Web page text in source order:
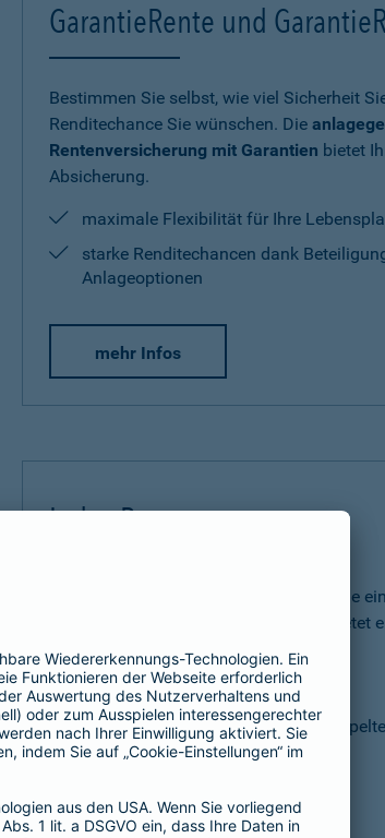
GarantieRente und
Bestimmen Sie selbst, wie viel Sicherheit
Renditechance Sie wünschen. Die
Rentenversicherung mit Garantien bietet
Absicherung.
maximale Flexibilität für Ihre
starke Renditechancen dank
Anlageoptionen
mehr Infos
Index Protect
kombiniert die Vorteile
Vorteilen einer Kapitalanlage. Somit bietet
und Renditechancen.
wählbare Beitragsgarantie
attraktive Renditechancen und